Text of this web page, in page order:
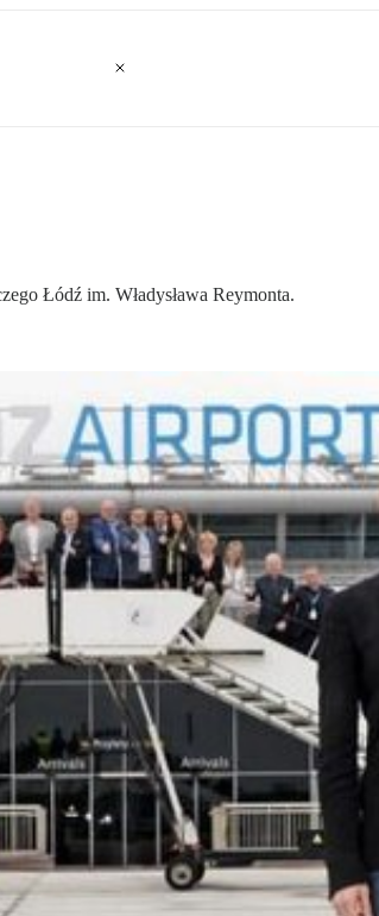
Łódź im. Władysława Reymonta.